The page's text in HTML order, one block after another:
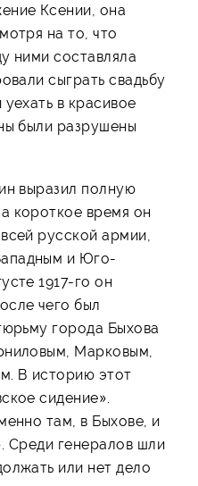
Ксении, она
на то, что
ними составляла
сыграть свадьбу
в красивое
были разрушены
выразил полную
короткое время он
русской армии,
и Юго-
1917-го он
чего был
города Быхова
Марковым,
В историю этот
сидение».
там, в Быхове, и
Среди генералов шли
или нет дело